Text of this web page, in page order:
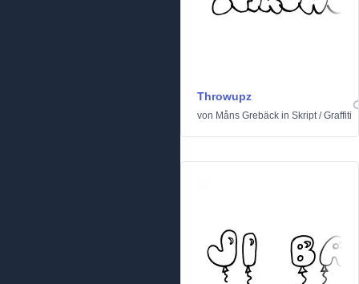
Throwupz
von Måns Grebäck in Skript/Graffiti